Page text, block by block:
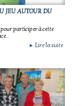
JEU AUTOUR DU
participer à cette
► Lire la suite